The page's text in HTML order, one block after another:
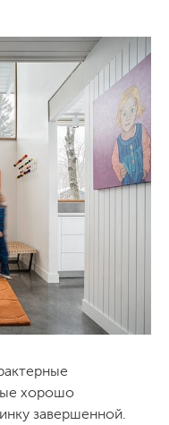
хорошо
завершенной.